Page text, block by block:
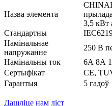
Назва элемента
3,5 кВт
Стандартны
Намінальнае
напружанне
250 В
Намінальны ток
6А 8А
Сертыфікат
CE,
Гарантыя
5 гадоў
Дашліце нам ліст